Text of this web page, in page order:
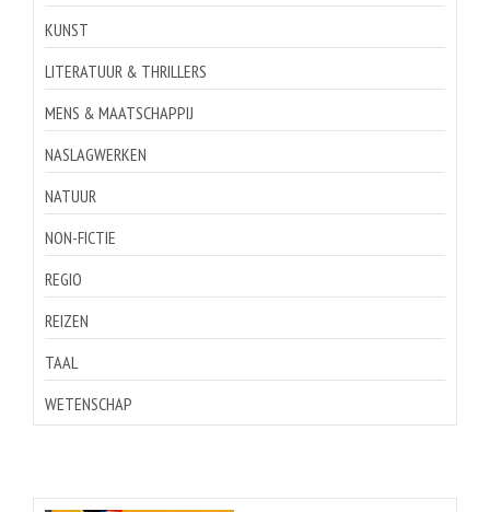
KUNST
LITERATUUR & THRILLERS
MENS & MAATSCHAPPIJ
NASLAGWERKEN
NATUUR
NON-FICTIE
REGIO
REIZEN
TAAL
WETENSCHAP